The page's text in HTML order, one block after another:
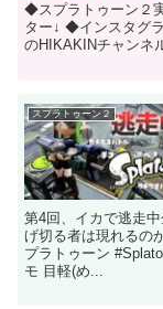
◆スプラトゥーン２
ター↓ ◆インスタグ
のHIKAKINチャン
スプラトゥーン２
第4回、イカで逃走
げ切る者は現れる
プラトゥーン
モ 目軽(め...